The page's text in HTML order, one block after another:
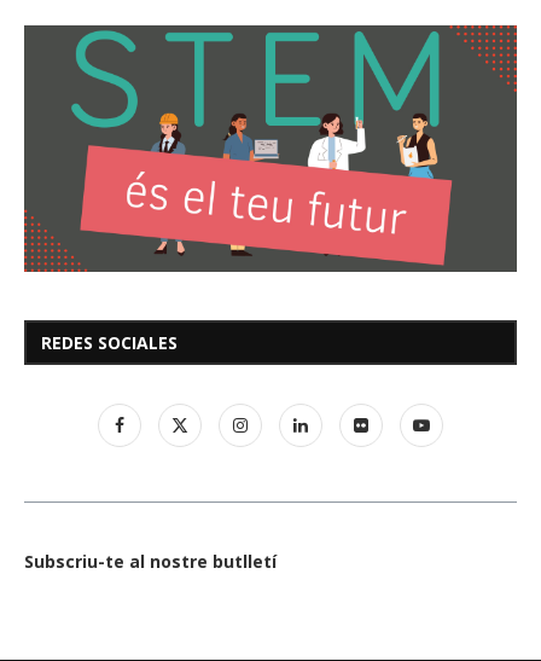
REDES SOCIALES
Subscriu-te al nostre butlletí